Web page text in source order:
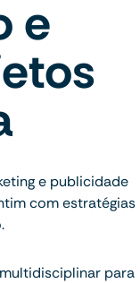
e
e publicidade
com estratégias
para